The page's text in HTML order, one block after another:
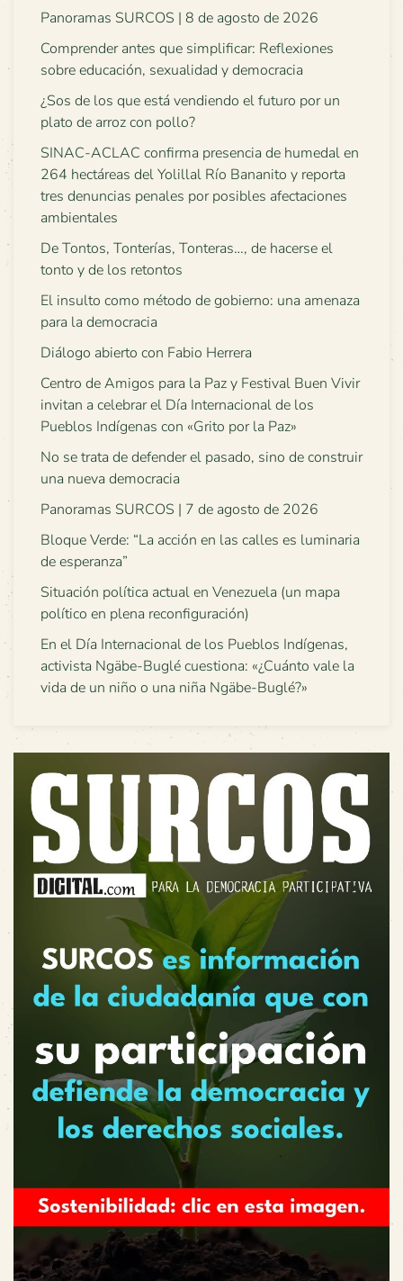
Panoramas SURCOS | 8 de agosto de 2026
Comprender antes que simplificar: Reflexiones
sobre educación, sexualidad y democracia
¿Sos de los que está vendiendo el futuro por un
plato de arroz con pollo?
SINAC-ACLAC confirma presencia de humedal en
264 hectáreas del Yolillal Río Bananito y reporta
tres denuncias penales por posibles afectaciones
ambientales
De Tontos, Tonterías, Tonteras…, de hacerse el
tonto y de los retontos
El insulto como método de gobierno: una amenaza
para la democracia
Diálogo abierto con Fabio Herrera
Centro de Amigos para la Paz y Festival Buen Vivir
invitan a celebrar el Día Internacional de los
Pueblos Indígenas con «Grito por la Paz»
No se trata de defender el pasado, sino de construir
una nueva democracia
Panoramas SURCOS | 7 de agosto de 2026
Bloque Verde: “La acción en las calles es luminaria
de esperanza”
Situación política actual en Venezuela (un mapa
político en plena reconfiguración)
En el Día Internacional de los Pueblos Indígenas,
activista Ngäbe-Buglé cuestiona: «¿Cuánto vale la
vida de un niño o una niña Ngäbe-Buglé?»